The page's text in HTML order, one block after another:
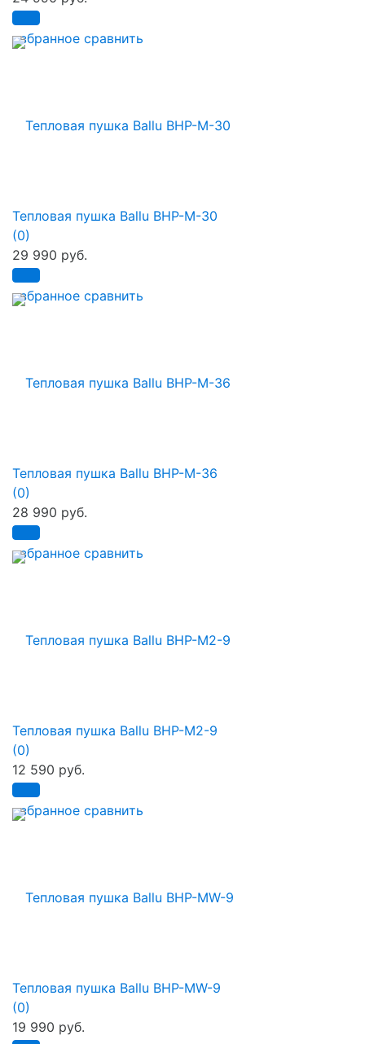
избранное сравнить
избранное сравнить
Тепловая пушка Ballu BHP-M-30
(0)
29 990 руб.
избранное сравнить
Тепловая пушка Ballu BHP-M-36
(0)
28 990 руб.
избранное сравнить
Тепловая пушка Ballu BHP-M2-9
(0)
12 590 руб.
Тепловая пушка Ballu BHP-MW-9
(0)
19 990 руб.